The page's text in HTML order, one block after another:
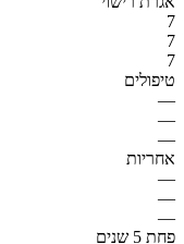
7
7
7
טיפולים
—
—
—
אחריות
—
—
—
פחת 5 שנים